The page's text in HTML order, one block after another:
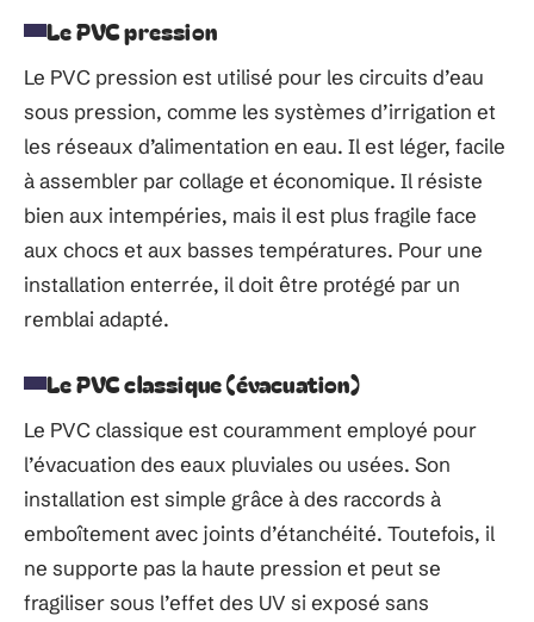
Le PVC pression
Le PVC pression est utilisé pour les circuits d’eau
sous pression, comme les systèmes d’irrigation et
les réseaux d’alimentation en eau. Il est léger, facile
à assembler par collage et économique. Il résiste
bien aux intempéries, mais il est plus fragile face
aux chocs et aux basses températures. Pour une
installation enterrée, il doit être protégé par un
remblai adapté.
Le PVC classique (évacuation)
Le PVC classique est couramment employé pour
l’évacuation des eaux pluviales ou usées. Son
installation est simple grâce à des raccords à
emboîtement avec joints d’étanchéité. Toutefois, il
ne supporte pas la haute pression et peut se
fragiliser sous l’effet des UV si exposé sans